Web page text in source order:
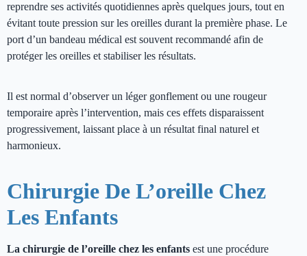
reprendre ses activités quotidiennes après quelques jours, tout en
évitant toute pression sur les oreilles durant la première phase. Le
port d’un bandeau médical est souvent recommandé afin de
protéger les oreilles et stabiliser les résultats.
Il est normal d’observer un léger gonflement ou une rougeur
temporaire après l’intervention, mais ces effets disparaissent
progressivement, laissant place à un résultat final naturel et
harmonieux.
Chirurgie De L’oreille Chez
Les Enfants
La chirurgie de l’oreille chez les enfants est une procédure